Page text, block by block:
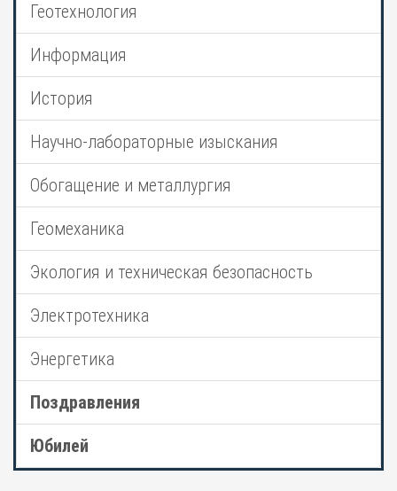
Геотехнология
Информация
История
Научно-лабораторные изыскания
Обогащение и металлургия
Геомеханика
Экология и техническая безопасность
Электротехника
Энергетика
Поздравления
Юбилей